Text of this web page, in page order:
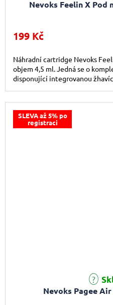
Nevoks Feelin X Pod
199 Kč
Náhradní cartridge Nevoks
objem 4,5 ml. Jedná se o
disponující integrovanou
SLEVA až 5% po
registraci
Nevoks Pagee